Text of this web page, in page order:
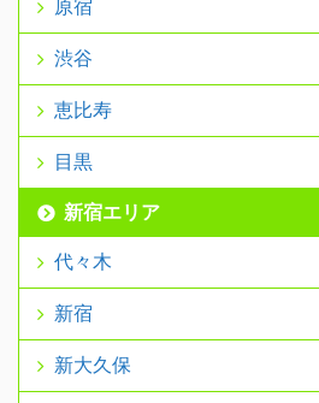
原宿
渋谷
恵比寿
目黒
新宿エリア
代々木
新宿
新大久保